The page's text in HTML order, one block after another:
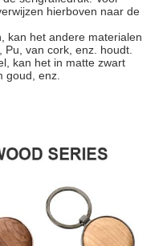
hierboven naar de
kan het andere materialen
van cork, enz. houdt.
kan het in matte zwart
goud, enz.